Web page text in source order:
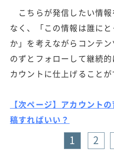
こちらが発信したい情
なく、「この情報は誰に
か」を考えながらコンテ
のずとフォローして継続
カウントに仕上げることが
【次ページ】アカウント
稿すればいい？
1 2